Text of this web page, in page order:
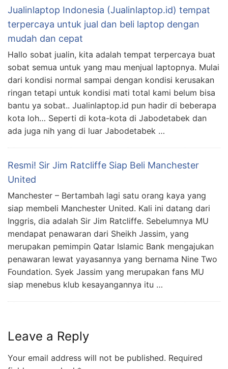
Jualinlaptop Indonesia (Jualinlaptop.id) tempat
terpercaya untuk jual dan beli laptop dengan
mudah dan cepat
Hallo sobat jualin, kita adalah tempat terpercaya buat
sobat semua untuk yang mau menjual laptopnya. Mulai
dari kondisi normal sampai dengan kondisi kerusakan
ringan tetapi untuk kondisi mati total kami belum bisa
bantu ya sobat.. Jualinlaptop.id pun hadir di beberapa
kota loh… Seperti di kota-kota di Jabodetabek dan
ada juga nih yang di luar Jabodetabek …
Resmi! Sir Jim Ratcliffe Siap Beli Manchester
United
Manchester – Bertambah lagi satu orang kaya yang
siap membeli Manchester United. Kali ini datang dari
Inggris, dia adalah Sir Jim Ratcliffe. Sebelumnya MU
mendapat penawaran dari Sheikh Jassim, yang
merupakan pemimpin Qatar Islamic Bank mengajukan
penawaran lewat yayasannya yang bernama Nine Two
Foundation. Syek Jassim yang merupakan fans MU
siap menebus klub kesayangannya itu …
Leave a Reply
Your email address will not be published. Required